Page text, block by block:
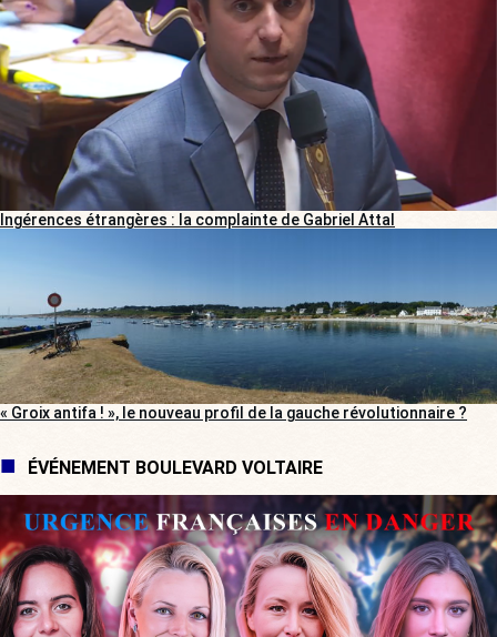
Ingérences étrangères : la complainte de Gabriel Attal
« Groix antifa ! », le nouveau profil de la gauche révolutionnaire ?
ÉVÉNEMENT BOULEVARD VOLTAIRE